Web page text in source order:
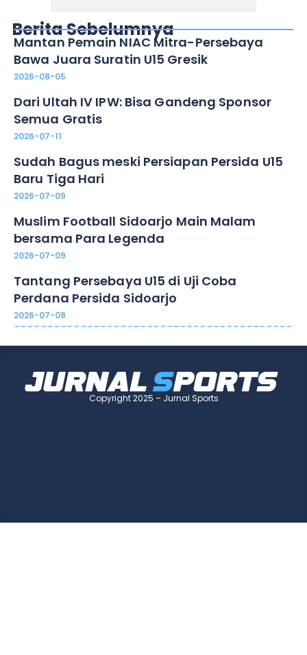
Berita Sebelumnya
Mantan Pemain NIAC Mitra-Persebaya
Bawa Juara Suratin U15 Gresik
2026-08-05
Dari Ultah IV IPW: Bisa Gandeng Sponsor
Semua Gratis
2026-07-11
Sudah Bagus meski Persiapan Persida U15
Baru Tiga Hari
2026-07-09
Muslim Football Sidoarjo Main Malam
bersama Para Legenda
2026-07-09
Tantang Persebaya U15 di Uji Coba
Perdana Persida Sidoarjo
2026-07-08
Copyright 2025 – Jurnal Sports